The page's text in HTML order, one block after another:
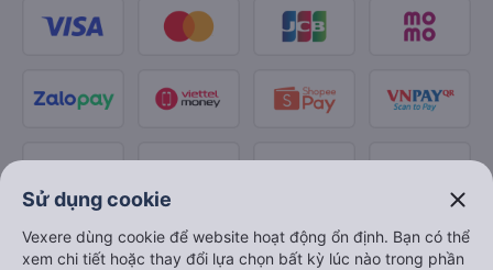
Sử dụng cookie close
Vexere dùng cookie để website hoạt động ổn định. Bạn có thể
xem chi tiết hoặc thay đổi lựa chọn bất kỳ lúc nào trong phần